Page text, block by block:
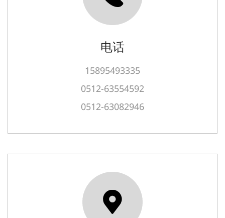
电话
15895493335
0512-63554592
0512-63082946